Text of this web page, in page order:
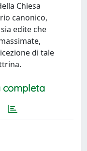
Chiesa
canonico,
edite che
di tale
completa